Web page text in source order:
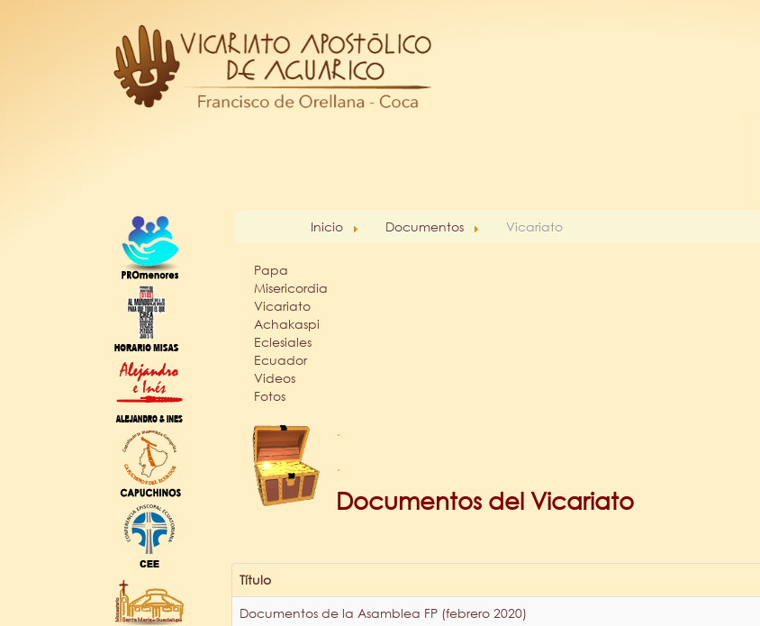
Inicio Documentos Vicariato
Papa
Misericordia
Vicariato
Achakaspi
Eclesiales
Ecuador
Videos
Fotos
.
.
Documentos del Vicariato
Título
Documentos de la Asamblea FP (febrero 2020)